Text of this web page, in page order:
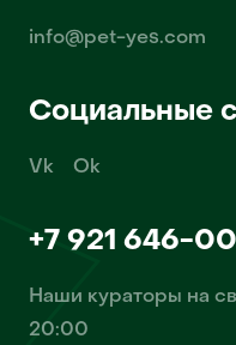
info@pet-yes.com
Социальные
Vk Ok
+7 921 646-
Наши кураторы на
20:00